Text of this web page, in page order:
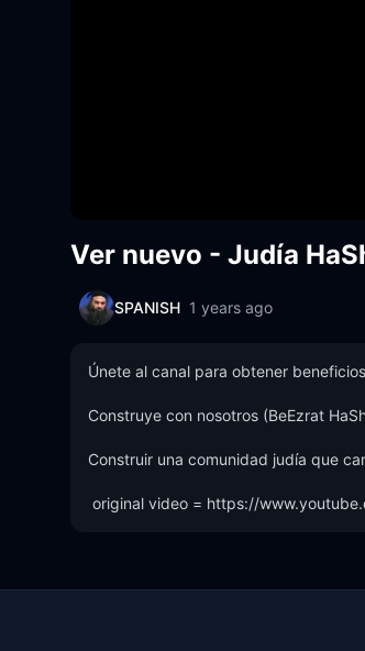
Ver nuevo - Judía
SPANISH 1 years ago
Únete al canal para obtener
Construye con nosotros (BeEzrat
Construir una comunidad judía que
original video = https://